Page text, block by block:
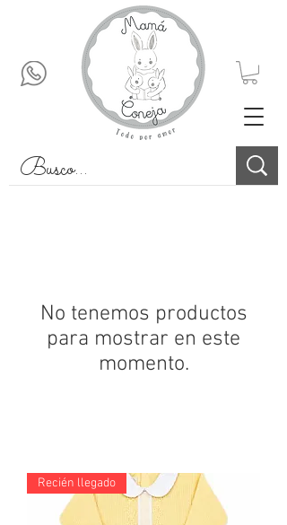
No tenemos productos
para mostrar en este
momento.
Recién llegado